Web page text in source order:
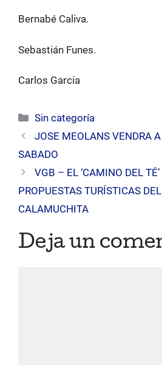
Bernabé Caliva.
Sebastián Funes.
Carlos Garcia
Categorías
Sin categoría
JOSE MEOLANS VENDRA
SABADO
VGB – EL ‘CAMINO DEL
PROPUESTAS TURÍSTICAS
CALAMUCHITA
Deja un